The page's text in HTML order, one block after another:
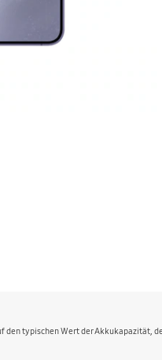
typischen Wert der